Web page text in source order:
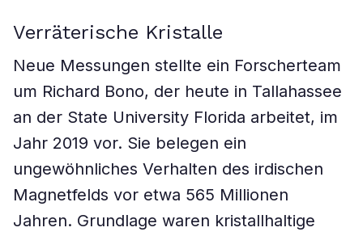
Verräterische Kristalle
Neue Messungen stellte ein Forscherteam
um Richard Bono, der heute in Tallahassee
an der State University Florida arbeitet, im
Jahr 2019 vor. Sie belegen ein
ungewöhnliches Verhalten des irdischen
Magnetfelds vor etwa 565 Millionen
Jahren. Grundlage waren kristallhaltige